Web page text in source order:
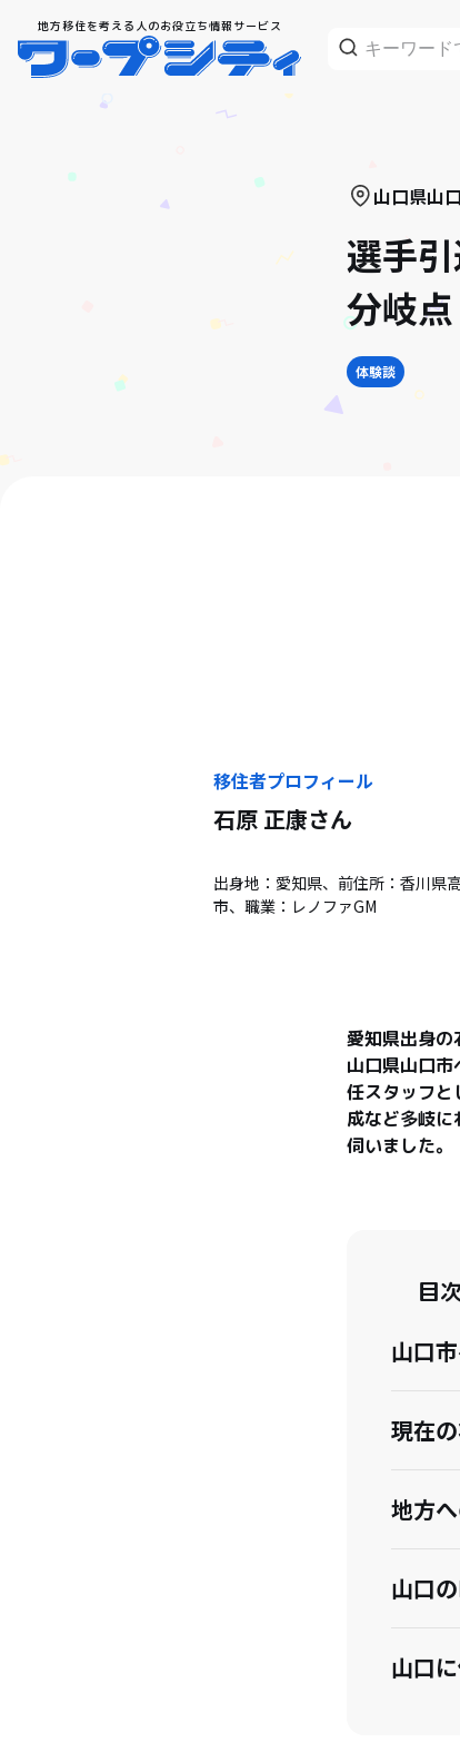
地方移住を考える人のお役立ち情報サービス
山口県山
選手
分岐点
体験談
移住者プロフィール
石原 正康さん
出身地：愛知県、前住所：香川県
市、職業：レノファGM
愛知県出身
山口県山口
任スタッフと
成など多岐
伺いました。
目次
山口
現在
地方
山口
山口